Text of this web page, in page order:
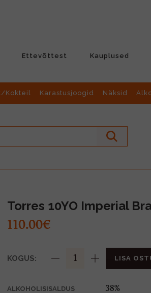
Ettevõttest Kauplused
Kokteil Karastusjoogid Näksid
Torres 10YO Imperial
110.00€
KOGUS: LISA
ALKOHOLISISALDUS 38%